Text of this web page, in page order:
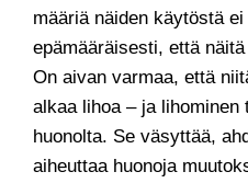
määriä näiden käytöstä
epämääräisesti, että
On aivan varmaa, että
alkaa lihoa – ja lihominen
huonolta. Se väsyttää,
aiheuttaa huonoja